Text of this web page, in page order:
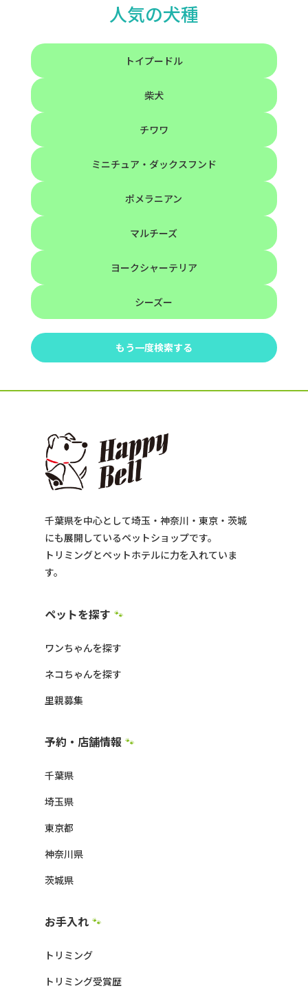
人気の犬種
トイプードル
柴犬
チワワ
ミニチュア・ダックスフンド
ポメラニアン
マルチーズ
ヨークシャーテリア
シーズー
もう一度検索する
千葉県を中心として埼玉・神奈川・東京・茨城
にも展開しているペットショップです。
トリミングとペットホテルに力を入れていま
す。
ペットを探す 🐾
ワンちゃんを探す
ネコちゃんを探す
里親募集
予約・店舗情報 🐾
千葉県
埼玉県
東京都
神奈川県
茨城県
お手入れ 🐾
トリミング
トリミング受賞歴